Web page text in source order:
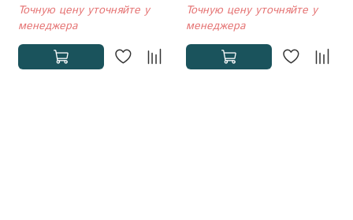
Точную цену уточняйте у
менеджера
Точную цену уточняйте у
менеджера